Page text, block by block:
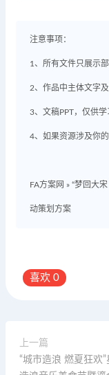
注意事项：
1、所有文件只展示
2、作品中主体文字
3、文稿PPT，仅供
4、如果资源涉及你
FA方案网 » “梦回大
动策划方案
喜欢 0
上一篇
“城市造浪 燃夏狂欢